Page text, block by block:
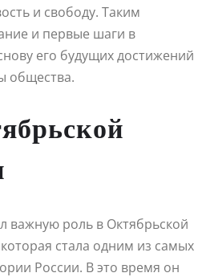
и свободу. Таким
и первые шаги в
его будущих достижений
общества.
важную роль в Октябрьской
стала одним из самых
России. В это время он